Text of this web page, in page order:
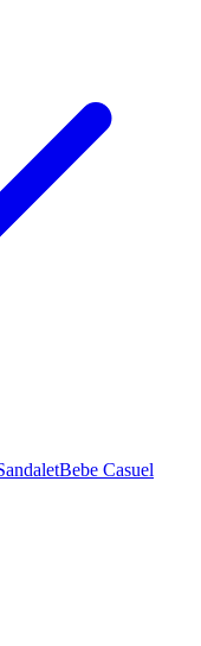
Bebe Casuel